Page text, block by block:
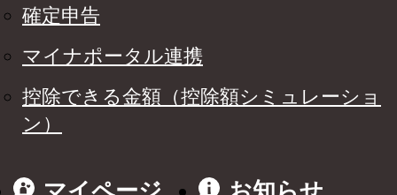
確定申告
マイナポータル連携
控除できる金額（控除額シミュレーショ
ン）